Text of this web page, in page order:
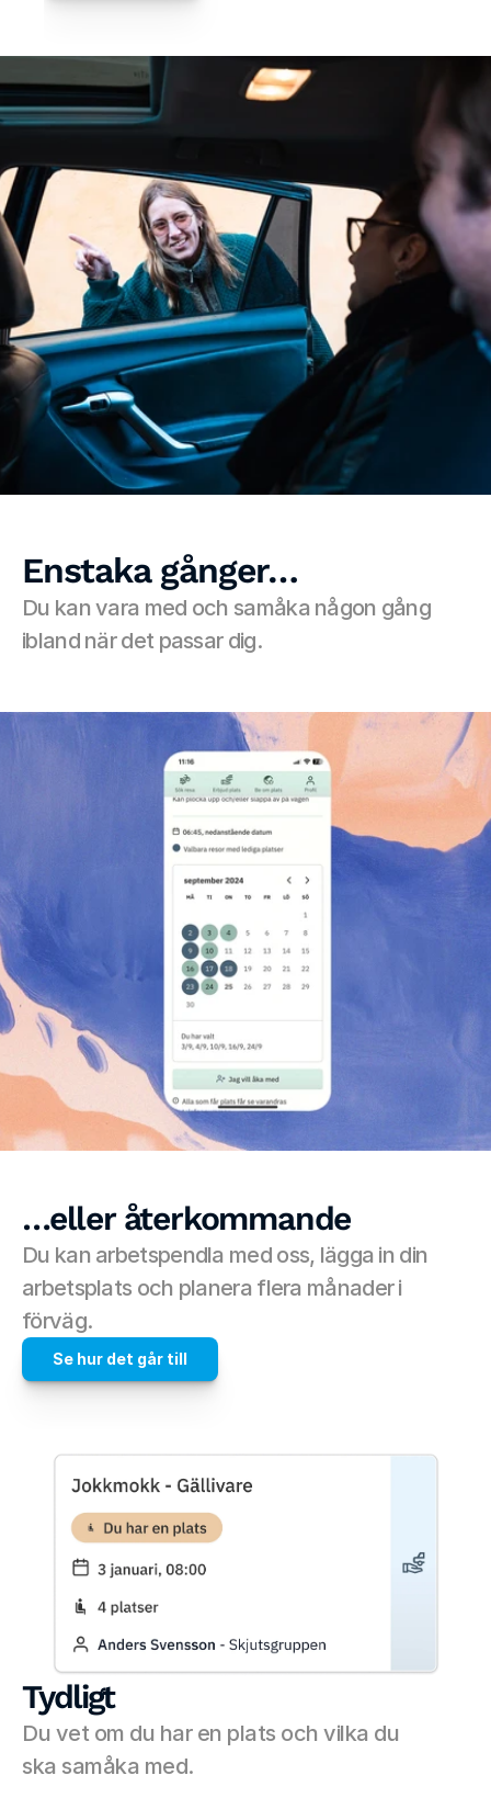
Enstaka gånger…
Du kan vara med och samåka någon gång
ibland när det passar dig.
…eller återkommande
Du kan arbetspendla med oss, lägga in din
arbetsplats och planera flera månader i
förväg.
Se hur det går till
Tydligt
Du vet om du har en plats och vilka du
ska samåka med.